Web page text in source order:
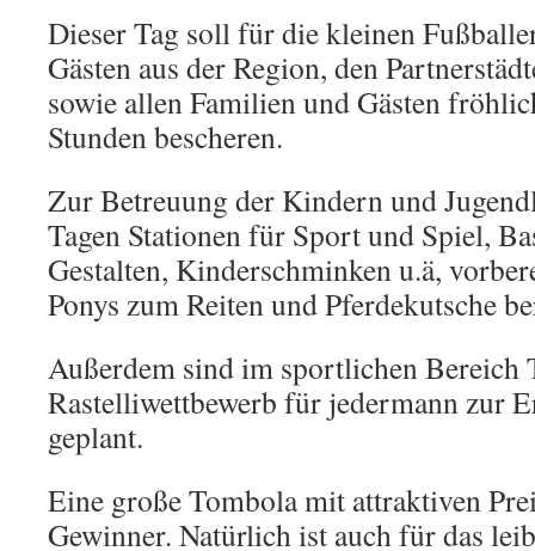
Dieser Tag soll für die kleinen
Gästen aus der Region, den
sowie allen Familien und Gästen
Stunden bescheren.
Zur Betreuung der Kindern und
Tagen Stationen für Sport und Spiel,
Gestalten, Kinderschminken u.ä,
Ponys zum Reiten und Pferdekutsche
Außerdem sind im sportlichen Bereich
Rastelliwettbewerb für jedermann zur
geplant.
Eine große Tombola mit attraktiven
Gewinner. Natürlich ist auch für das